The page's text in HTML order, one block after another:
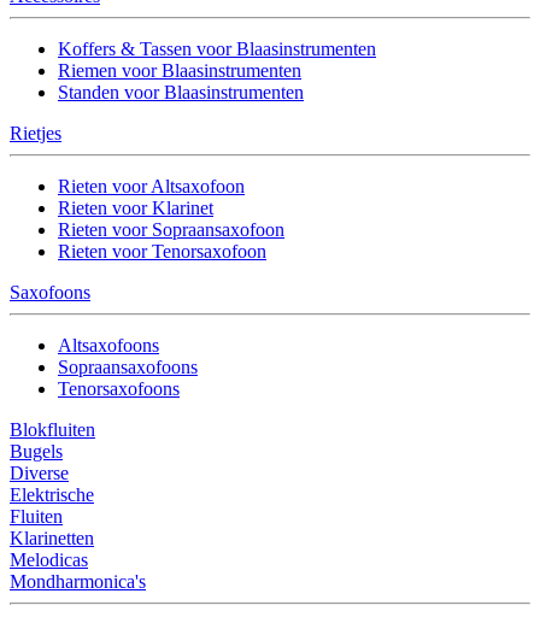
Koffers & Tassen voor Blaasinstrumenten
Riemen voor Blaasinstrumenten
Standen voor Blaasinstrumenten
Rietjes
Rieten voor Altsaxofoon
Rieten voor Klarinet
Rieten voor Sopraansaxofoon
Rieten voor Tenorsaxofoon
Saxofoons
Altsaxofoons
Sopraansaxofoons
Tenorsaxofoons
Blokfluiten
Bugels
Diverse
Elektrische
Fluiten
Klarinetten
Melodicas
Mondharmonica's